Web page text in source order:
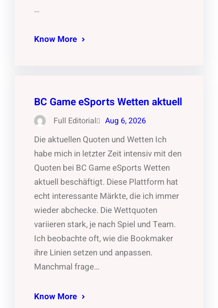
…
Know More
BC Game eSports Wetten aktuell
Full Editorial Aug 6, 2026
Die aktuellen Quoten und Wetten Ich
habe mich in letzter Zeit intensiv mit den
Quoten bei BC Game eSports Wetten
aktuell beschäftigt. Diese Plattform hat
echt interessante Märkte, die ich immer
wieder abchecke. Die Wettquoten
variieren stark, je nach Spiel und Team.
Ich beobachte oft, wie die Bookmaker
ihre Linien setzen und anpassen.
Manchmal frage…
Know More